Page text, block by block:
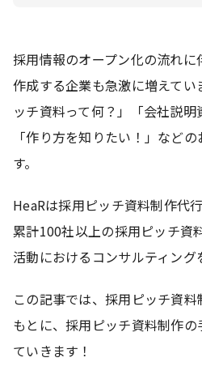
採用情報のオープン化の流れに
作成する企業も急激に増えてい
ッチ資料って何？」「会社説明
「作り方を知りたい！」など
す。
HeaRは採用ピッチ資料制作代
累計100社以上の採用ピッチ資
活動におけるコンサルティング
この記事では、採用ピッチ資
もとに、採用ピッチ資料制作
ていきます！